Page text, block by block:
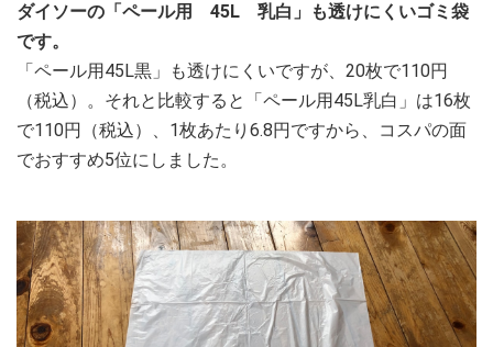
ダイソーの「ペール用 45L 乳白」も透けにくいゴミ袋
です。
「ペール用45L黒」も透けにくいですが、20枚で110円
（税込）。それと比較すると「ペール用45L乳白」は16枚
で110円（税込）、1枚あたり6.8円ですから、コスパの面
でおすすめ5位にしました。